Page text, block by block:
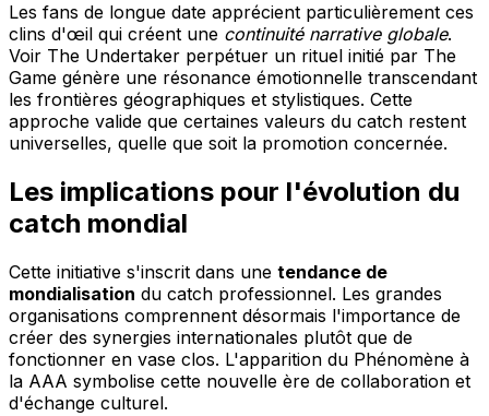
Les fans de longue date apprécient particulièrement ces
clins d'œil qui créent une continuité narrative globale.
Voir The Undertaker perpétuer un rituel initié par The
Game génère une résonance émotionnelle transcendant
les frontières géographiques et stylistiques. Cette
approche valide que certaines valeurs du catch restent
universelles, quelle que soit la promotion concernée.
Les implications pour l'évolution du
catch mondial
Cette initiative s'inscrit dans une tendance de
mondialisation du catch professionnel. Les grandes
organisations comprennent désormais l'importance de
créer des synergies internationales plutôt que de
fonctionner en vase clos. L'apparition du Phénomène à
la AAA symbolise cette nouvelle ère de collaboration et
d'échange culturel.